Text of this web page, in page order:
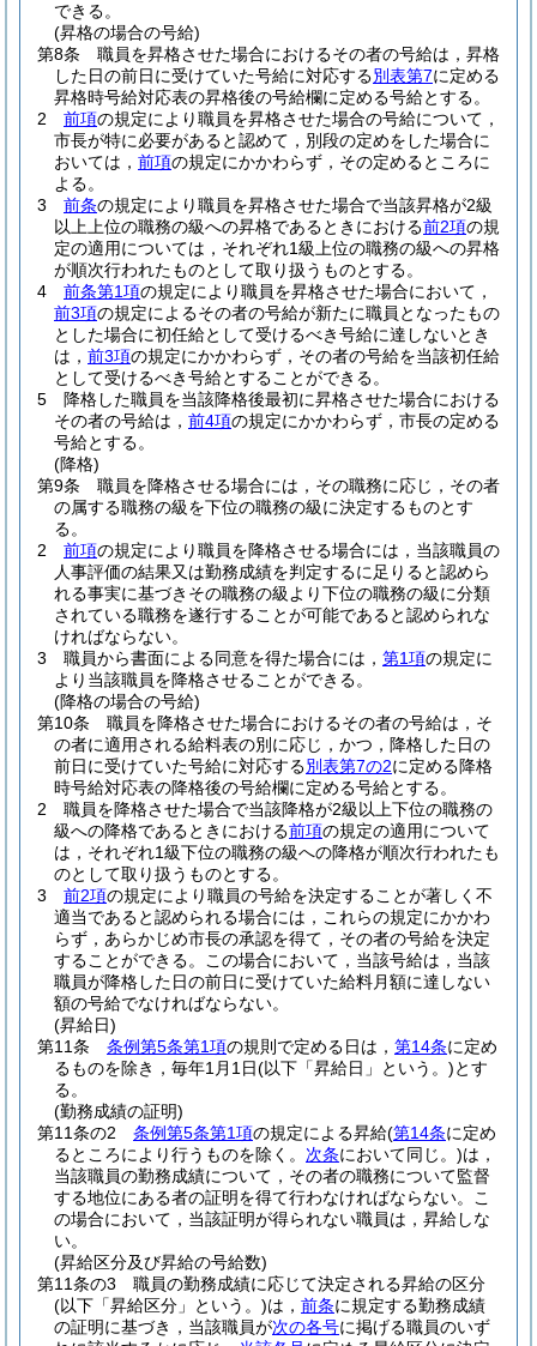
できる。
(昇格の場合の号給)
第8条
職員を昇格させた場合におけるその者の号給は，昇格
した日の前日に受けていた号給に対応する別表第7に定める
昇格時号給対応表の昇格後の号給欄に定める号給とする。
2
前項の規定により職員を昇格させた場合の号給について，
市長が特に必要があると認めて，別段の定めをした場合に
おいては， 前項の規定にかかわらず，その定めるところに
よる。
3
前条の規定により職員を昇格させた場合で当該昇格が2級
以上上位の職務の級への昇格であるときにおける前2項の規
定の適用については，それぞれ1級上位の職務の級への昇格
が順次行われたものとして取り扱うものとする。
4
前条第1項の規定により職員を昇格させた場合において，
前3項の規定によるその者の号給が新たに職員となったもの
とした場合に初任給として受けるべき号給に達しないとき
は， 前3項の規定にかかわらず，その者の号給を当該初任給
として受けるべき号給とすることができる。
5
降格した職員を当該降格後最初に昇格させた場合における
その者の号給は， 前4項の規定にかかわらず，市長の定める
号給とする。
(降格)
第9条
職員を降格させる場合には，その職務に応じ，その者
の属する職務の級を下位の職務の級に決定するものとす
る。
2
前項の規定により職員を降格させる場合には，当該職員の
人事評価の結果又は勤務成績を判定するに足りると認めら
れる事実に基づきその職務の級より下位の職務の級に分類
されている職務を遂行することが可能であると認められな
ければならない。
3
職員から書面による同意を得た場合には， 第1項の規定に
より当該職員を降格させることができる。
(降格の場合の号給)
第10条
職員を降格させた場合におけるその者の号給は，そ
の者に適用される給料表の別に応じ，かつ，降格した日の
前日に受けていた号給に対応する別表第7の2に定める降格
時号給対応表の降格後の号給欄に定める号給とする。
2
職員を降格させた場合で当該降格が2級以上下位の職務の
級への降格であるときにおける前項の規定の適用について
は，それぞれ1級下位の職務の級への降格が順次行われたも
のとして取り扱うものとする。
3
前2項の規定により職員の号給を決定することが著しく不
適当であると認められる場合には，これらの規定にかかわ
らず，あらかじめ市長の承認を得て，その者の号給を決定
することができる。
この場合において，当該号給は，当該
職員が降格した日の前日に受けていた給料月額に達しない
額の号給でなければならない。
(昇給日)
第11条
条例第5条第1項の規則で定める日は， 第14条に定め
るものを除き，毎年1月1日(以下「昇給日」という。)とす
る。
(勤務成績の証明)
第11条の2
条例第5条第1項の規定による昇給(第14条に定め
るところにより行うものを除く。 次条において同じ。)は，
当該職員の勤務成績について，その者の職務について監督
する地位にある者の証明を得て行わなければならない。
こ
の場合において，当該証明が得られない職員は，昇給しな
い。
(昇給区分及び昇給の号給数)
第11条の3
職員の勤務成績に応じて決定される昇給の区分
(以下「昇給区分」という。)は， 前条に規定する勤務成績
の証明に基づき，当該職員が次の各号に掲げる職員のいず